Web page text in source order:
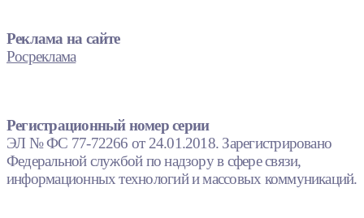
Реклама на сайте
Росреклама
Регистрационный номер серии
ЭЛ № ФС 77-72266 от 24.01.2018. Зарегистрировано
Федеральной службой по надзору в сфере связи,
информационных технологий и массовых коммуникаций.